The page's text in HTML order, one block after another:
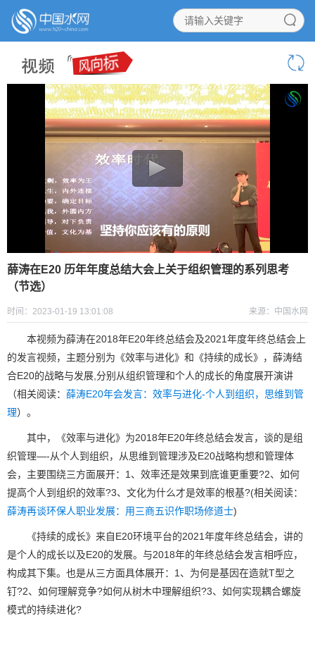
薛涛在E20 历年年度总结大会上关于组织管理的系列思考
（节选）
时间：2023-01-19 13:01:08 来源：中国水网
本视频为薛涛在2018年E20年终总结会及2021年度年终总结会上
的发言视频，主题分别为《效率与进化》和《持续的成长》，薛涛结
合E20的战略与发展,分别从组织管理和个人的成长的角度展开演讲
（相关阅读： 薛涛E20年会发言：效率与进化-个人到组织，思维到管
理）。
其中，《效率与进化》为2018年E20年终总结会发言，谈的是组
织管理—-从个人到组织，从思维到管理涉及E20战略构想和管理体
会，主要围绕三方面展开：1、效率还是效果到底谁更重要?2、如何
提高个人到组织的效率?3、文化为什么才是效率的根基?(相关阅读：
薛涛再谈环保人职业发展：用三商五识作职场修道士)
《持续的成长》来自E20环境平台的2021年度年终总结会，讲的
是个人的成长以及E20的发展。与2018年的年终总结会发言相呼应，
构成其下集。也是从三方面具体展开：1、为何是基因在造就T型之
钉?2、如何理解竞争?如何从树木中理解组织?3、如何实现耦合螺旋
模式的持续进化?